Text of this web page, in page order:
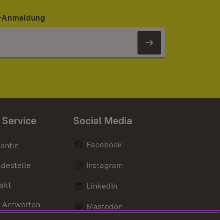
Newsletter
Service
Antworten
Social Media
Facebook
Instagram
LinkedIn
Mastodon